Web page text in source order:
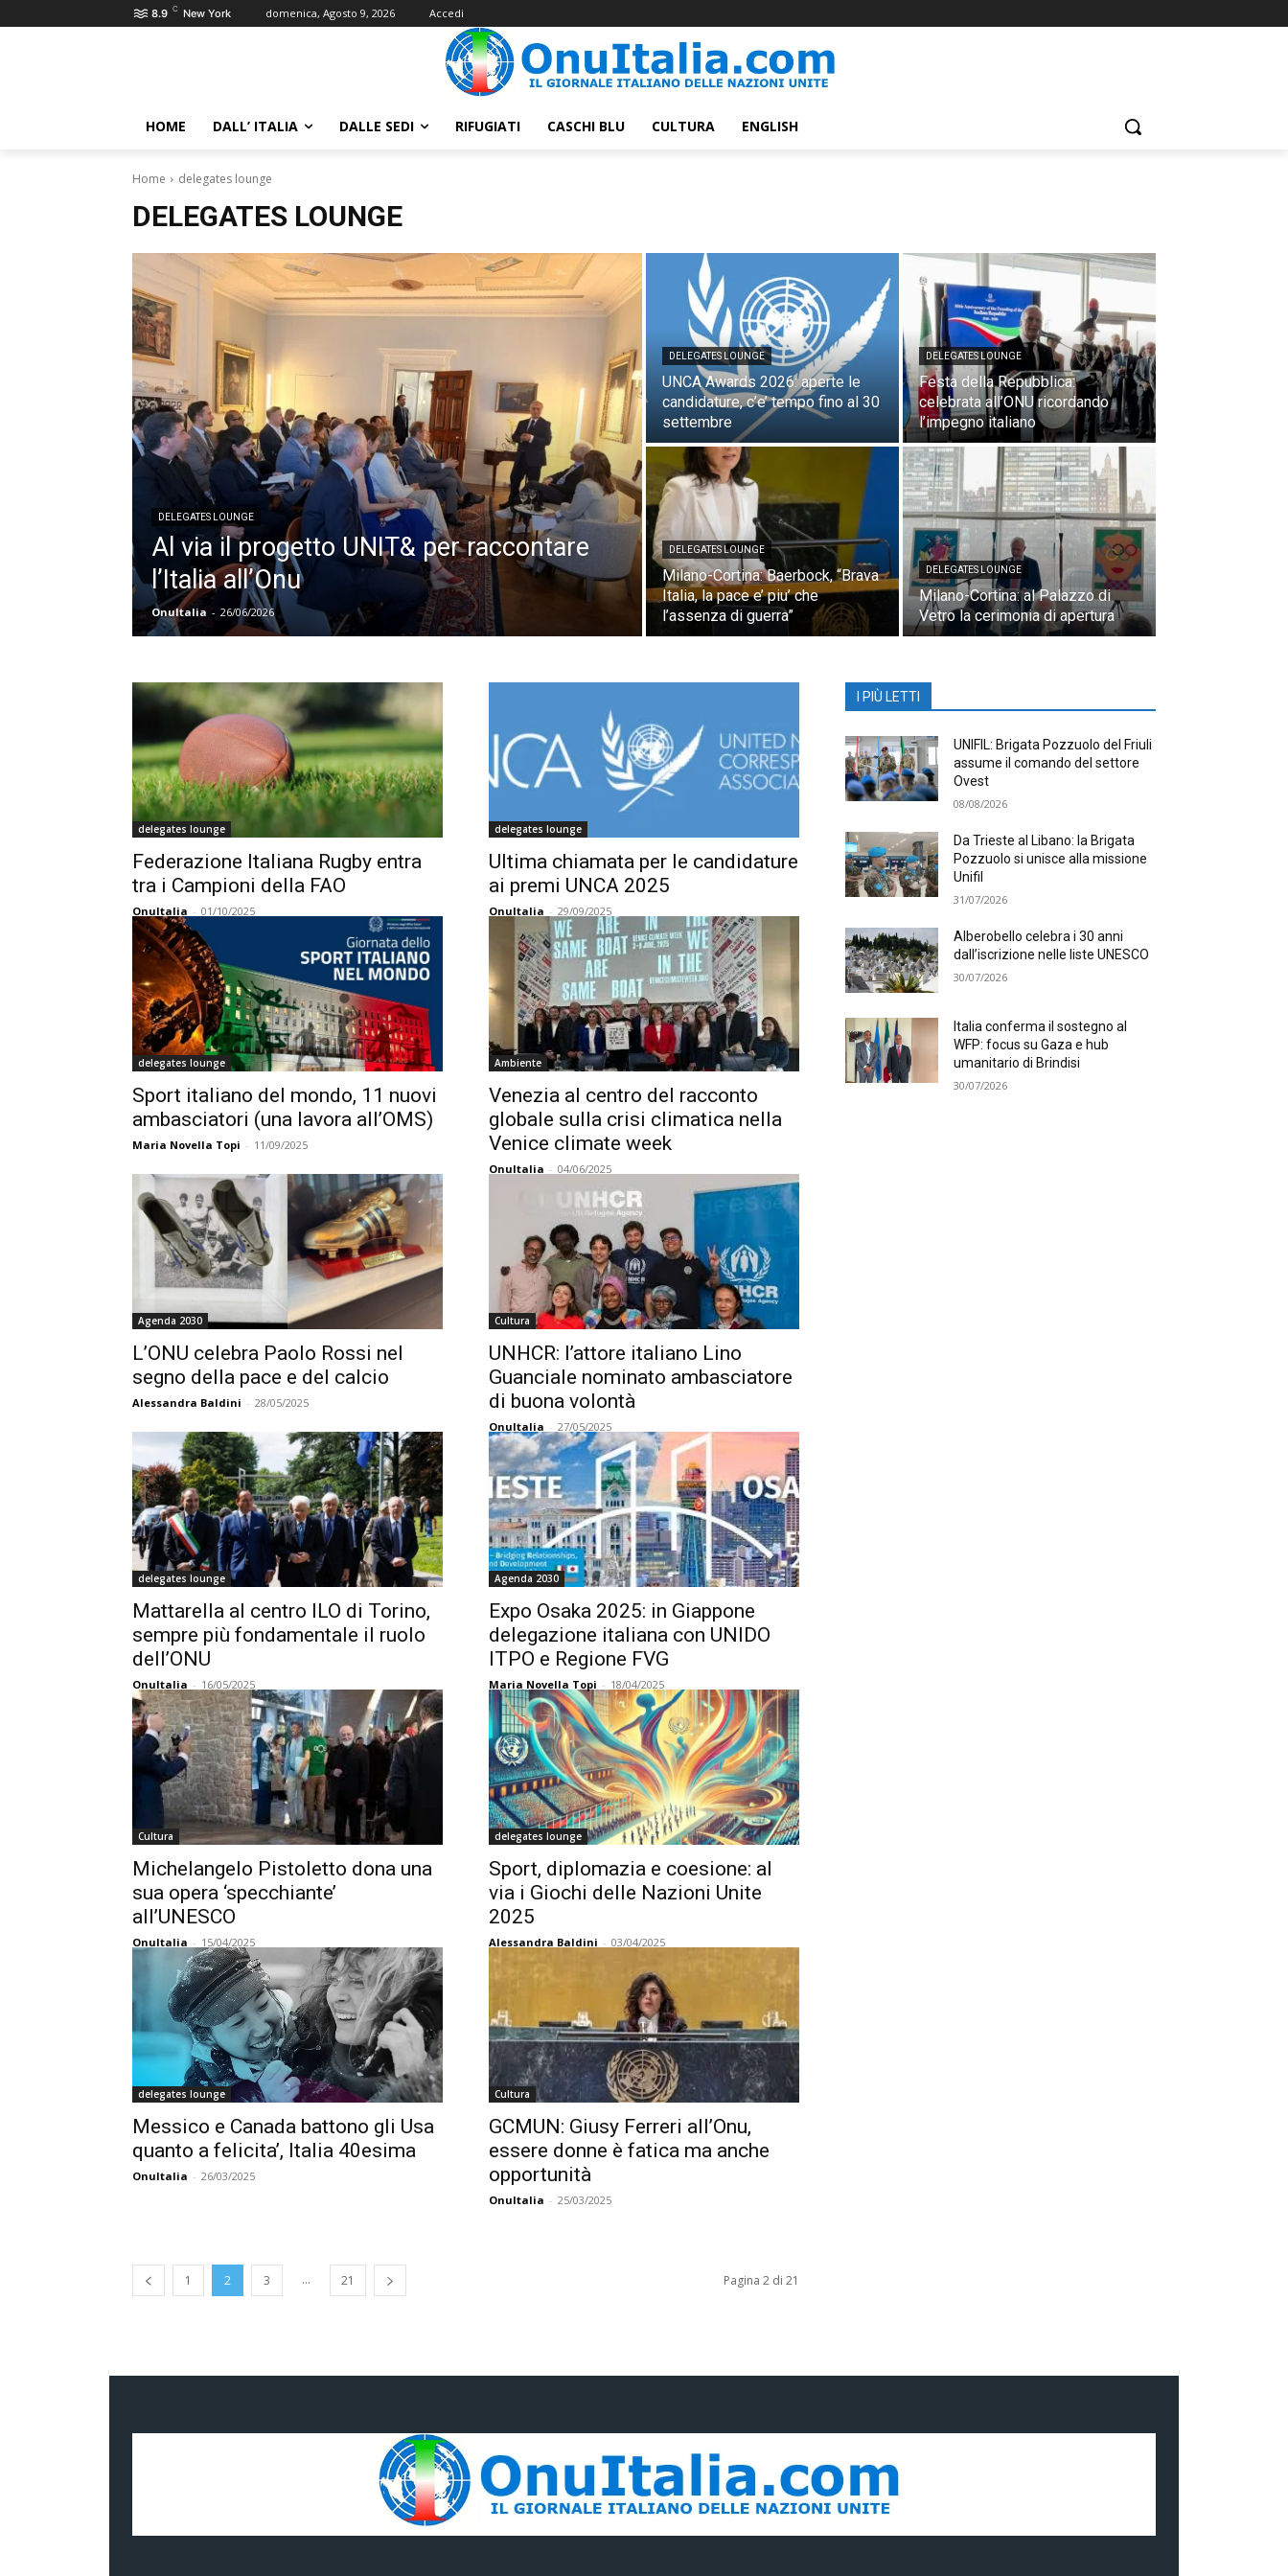
8.9 C New York domenica, Agosto 9, 2026 Accedi
HOME DALL’ ITALIA DALLE SEDI RIFUGIATI CASCHI BLU CULTURA ENGLISH
Home delegates lounge
DELEGATES LOUNGE
DELEGATES LOUNGE
Al via il progetto UNIT& per raccontare
l’Italia all’Onu
OnuItalia - 26/06/2026
DELEGATES LOUNGE
UNCA Awards 2026: aperte le
candidature, c’e’ tempo fino al 30
settembre
DELEGATES LOUNGE
Festa della Repubblica:
celebrata all’ONU ricordando
l’impegno italiano
DELEGATES LOUNGE
Milano-Cortina: Baerbock, “Brava
Italia, la pace e’ piu’ che
l’assenza di guerra”
DELEGATES LOUNGE
Milano-Cortina: al Palazzo di
Vetro la cerimonia di apertura
delegates lounge
Federazione Italiana Rugby entra
tra i Campioni della FAO
OnuItalia - 01/10/2025
delegates lounge
Ultima chiamata per le candidature
ai premi UNCA 2025
OnuItalia - 29/09/2025
delegates lounge
Sport italiano del mondo, 11 nuovi
ambasciatori (una lavora all’OMS)
Maria Novella Topi - 11/09/2025
Ambiente
Venezia al centro del racconto
globale sulla crisi climatica nella
Venice climate week
OnuItalia - 04/06/2025
Agenda 2030
L’ONU celebra Paolo Rossi nel
segno della pace e del calcio
Alessandra Baldini - 28/05/2025
Cultura
UNHCR: l’attore italiano Lino
Guanciale nominato ambasciatore
di buona volontà
OnuItalia - 27/05/2025
delegates lounge
Mattarella al centro ILO di Torino,
sempre più fondamentale il ruolo
dell’ONU
OnuItalia - 16/05/2025
Agenda 2030
Expo Osaka 2025: in Giappone
delegazione italiana con UNIDO
ITPO e Regione FVG
Maria Novella Topi - 18/04/2025
Cultura
Michelangelo Pistoletto dona una
sua opera ‘specchiante’
all’UNESCO
OnuItalia - 15/04/2025
delegates lounge
Sport, diplomazia e coesione: al
via i Giochi delle Nazioni Unite
2025
Alessandra Baldini - 03/04/2025
delegates lounge
Messico e Canada battono gli Usa
quanto a felicita’, Italia 40esima
OnuItalia - 26/03/2025
Cultura
GCMUN: Giusy Ferreri all’Onu,
essere donne è fatica ma anche
opportunità
OnuItalia - 25/03/2025
1 2 3 ... 21 Pagina 2 di 21
I PIÙ LETTI
UNIFIL: Brigata Pozzuolo del Friuli
assume il comando del settore
Ovest
08/08/2026
Da Trieste al Libano: la Brigata
Pozzuolo si unisce alla missione
Unifil
31/07/2026
Alberobello celebra i 30 anni
dall’iscrizione nelle liste UNESCO
30/07/2026
Italia conferma il sostegno al
WFP: focus su Gaza e hub
umanitario di Brindisi
30/07/2026